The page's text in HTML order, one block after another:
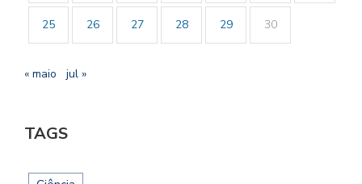
25 26 27 28 29 30
« maio jul »
TAGS